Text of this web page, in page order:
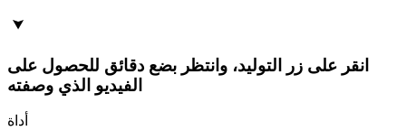
انقر على زر التوليد، وانتظر بضع دقائق للحصول على
الفيديو الذي وصفته
أداة